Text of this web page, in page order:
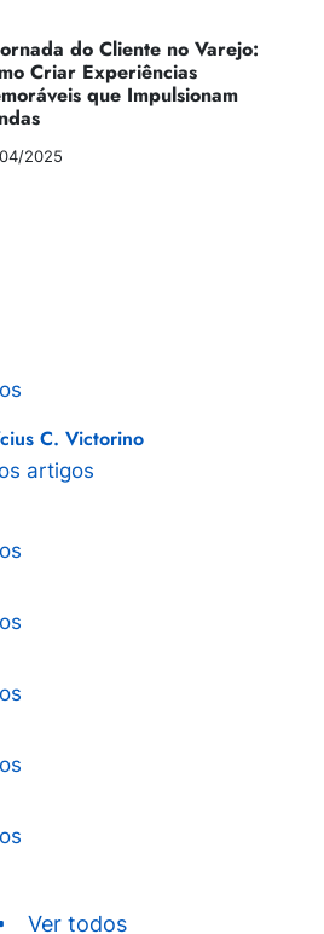
do Cliente no Varejo:
Criar Experiências
que Impulsionam
2025
C. Victorino
artigos
Ver todos